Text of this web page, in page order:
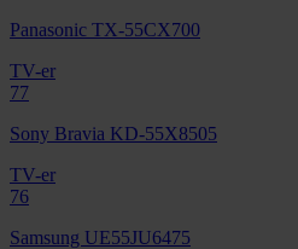
Panasonic TX-55CX700
TV-er
77
Sony Bravia KD-55X8505
TV-er
76
Samsung UE55JU6475